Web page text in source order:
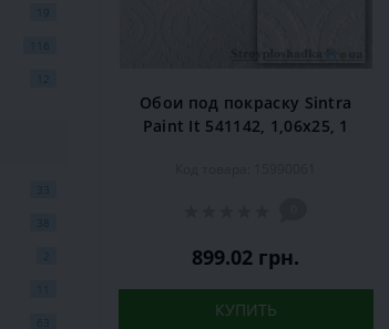
19
12
38
2
Обои под покраску Sintra
Paint It 541142, 1,06x25, 1
899.02 грн.
КУПИТЬ